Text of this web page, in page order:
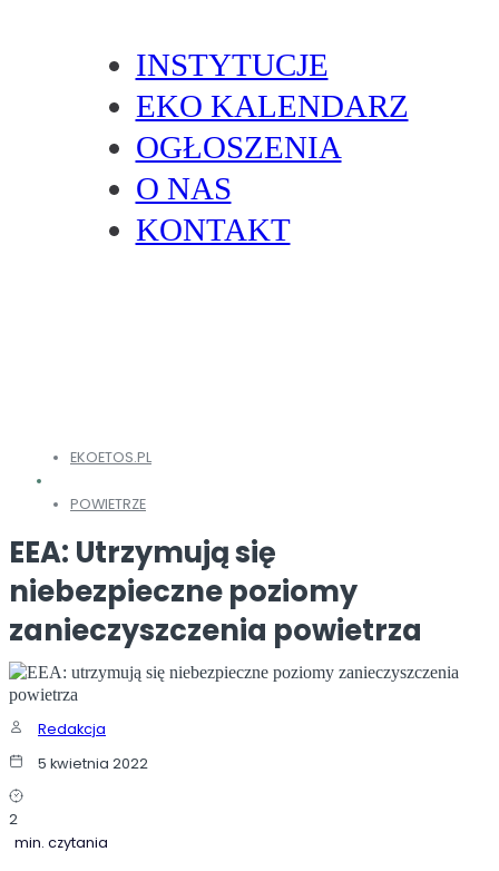
INSTYTUCJE
EKO KALENDARZ
OGŁOSZENIA
O NAS
KONTAKT
EKOETOS.PL
POWIETRZE
EEA: Utrzymują się
niebezpieczne poziomy
zanieczyszczenia powietrza
Redakcja
5 kwietnia 2022
2
min. czytania